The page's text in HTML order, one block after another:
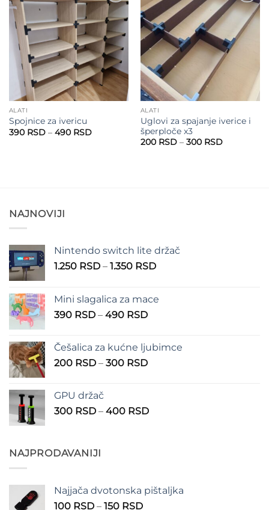
Add to
wishlist
ALATI
Spojnice za ivericu
390 RSD – 490 RSDRaspon
Add to
wishlist
ALATI
Uglovi za spajanje iverice i
šperploče x3
200 RSD – 300 RSDRaspon
NAJNOVIJI
Nintendo switch lite držač
1.250 RSD – 1.350 RSDRaspon
1.250 RSD
Mini slagalica za mace
390 RSD – 490 RSDRaspon
390 RSD
do
Češalica za kućne ljubimce
200 RSD – 300 RSDRaspon
do
GPU držač
300 RSD – 400 RSDRaspon
NAJPRODAVANIJI
Najjača dvotonska pištaljka
100 RSD – 150 RSDRaspon